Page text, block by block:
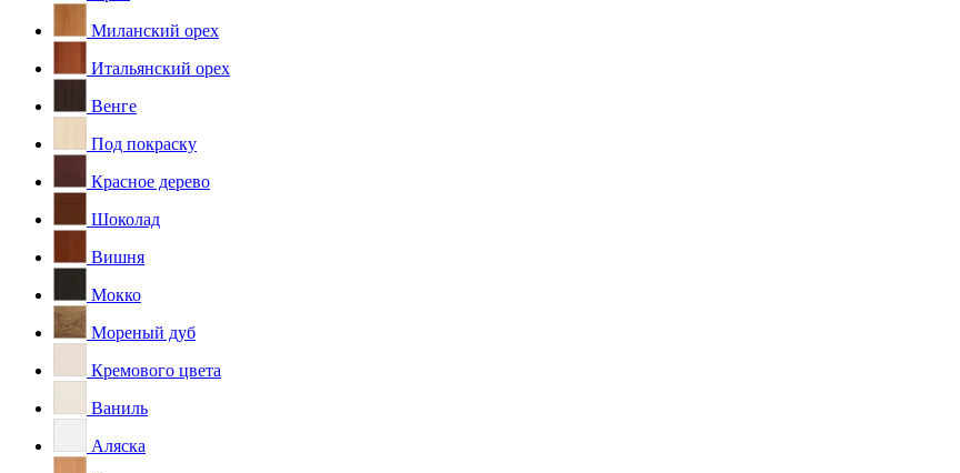
Миланский орех
Итальянский орех
Венге
Под покраску
Красное дерево
Шоколад
Вишня
Мокко
Мореный дуб
Кремового цвета
Ваниль
Аляска